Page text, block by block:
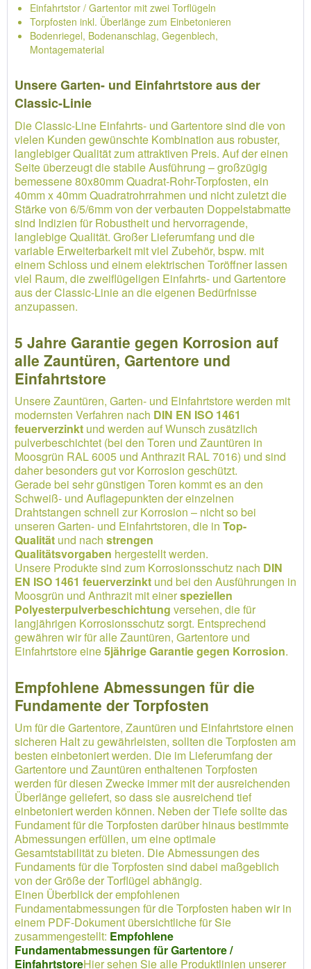
Einfahrtstor / Gartentor mit zwei Torflügeln
Torpfosten inkl. Überlänge zum Einbetonieren
Bodenriegel, Bodenanschlag, Gegenblech,
Montagematerial
Unsere Garten- und Einfahrtstore aus der
Classic-Linie
Die Classic-Line Einfahrts- und Gartentore sind die von
vielen Kunden gewünschte Kombination aus robuster,
langlebiger Qualität zum attraktiven Preis. Auf der einen
Seite überzeugt die stabile Ausführung – großzügig
bemessene 80x80mm Quadrat-Rohr-Torpfosten, ein
40mm x 40mm Quadratrohrrahmen und nicht zuletzt die
Stärke von 6/5/6mm von der verbauten Doppelstabmatte
sind Indizien für Robustheit und hervorragende,
langlebige Qualität. Großer Lieferumfang und die
variable Erweiterbarkeit mit viel Zubehör, bspw. mit
einem Schloss und einem elektrischen Toröffner lassen
viel Raum, die zweiflügeligen Einfahrts- und Gartentore
aus der Classic-Linie an die eigenen Bedürfnisse
anzupassen.
5 Jahre Garantie gegen Korrosion auf
alle Zauntüren, Gartentore und
Einfahrtstore
Unsere Zauntüren, Garten- und Einfahrtstore werden mit
modernsten Verfahren nach DIN EN ISO 1461
feuerverzinkt und werden auf Wunsch zusätzlich
pulverbeschichtet (bei den Toren und Zauntüren in
Moosgrün RAL 6005 und Anthrazit RAL 7016) und sind
daher besonders gut vor Korrosion geschützt.
Gerade bei sehr günstigen Toren kommt es an den
Schweiß- und Auflagepunkten der einzelnen
Drahtstangen schnell zur Korrosion – nicht so bei
unseren Garten- und Einfahrtstoren, die in Top-
Qualität und nach strengen
Qualitätsvorgaben hergestellt werden.
Unsere Produkte sind zum Korrosionsschutz nach DIN
EN ISO 1461 feuerverzinkt und bei den Ausführungen in
Moosgrün und Anthrazit mit einerspeziellen
Polyesterpulverbeschichtung versehen, die für
langjährigen Korrosionsschutz sorgt. Entsprechend
gewähren wir für alle Zauntüren, Gartentore und
Einfahrtstore eine5jährige Garantie gegen Korrosion.
Empfohlene Abmessungen für die
Fundamente der Torpfosten
Um für die Gartentore, Zauntüren und Einfahrtstore einen
sicheren Halt zu gewährleisten, sollten die Torpfosten am
besten einbetoniert werden. Die im Lieferumfang der
Gartentore und Zauntüren enthaltenen Torpfosten
werden für diesen Zwecke immer mit der ausreichenden
Überlänge geliefert, so dass sie ausreichend tief
einbetoniert werden können. Neben der Tiefe sollte das
Fundament für die Torpfosten darüber hinaus bestimmte
Abmessungen erfüllen, um eine optimale
Gesamtstabilität zu bieten. Die Abmessungen des
Fundaments für die Torpfosten sind dabei maßgeblich
von der Größe der Torflügel abhängig.
Einen Überblick der empfohlenen
Fundamentabmessungen für die Torpfosten haben wir in
einem PDF-Dokument übersichtliche für Sie
zusammengestellt: Empfohlene
Fundamentabmessungen für Gartentore /
EinfahrtstoreHier sehen Sie alle Produktlinien unserer